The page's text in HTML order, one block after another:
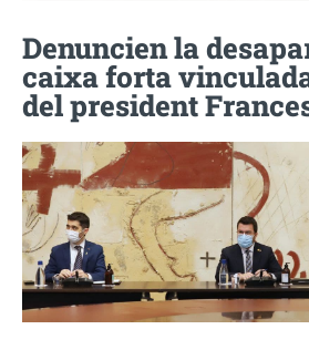
Denuncien la
caixa forta
del president